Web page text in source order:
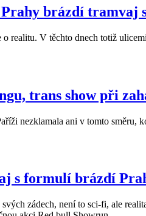
brázdí tramvaj
realitu. V těchto dnech totiž
trans show při
nezklamala ani v tomto
s formulí brázdí
zádech, není to sci-fi, ale